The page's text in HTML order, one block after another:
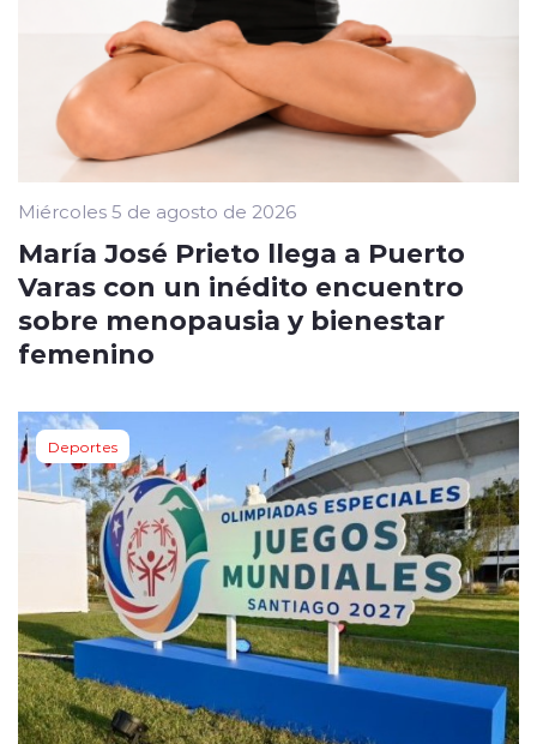
Miércoles 5 de agosto de 2026
María José Prieto llega a Puerto
Varas con un inédito encuentro
sobre menopausia y bienestar
femenino
Deportes